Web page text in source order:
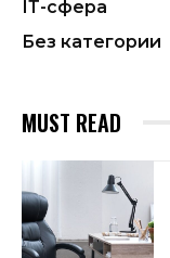
ІТ-сфера
Без категории
MUST READ